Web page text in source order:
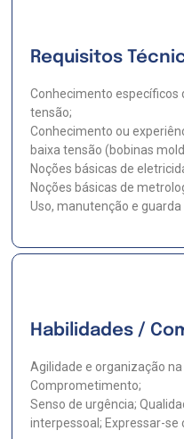
Requisitos
Conhecimento específicos
tensão;
Conhecimento ou
baixa tensão (bobinas
Noções básicas de
Noções básicas de
Uso, manutenção e
Habilidades /
Agilidade e organização
Comprometimento;
Senso de urgência;
interpessoal; Expressar-se